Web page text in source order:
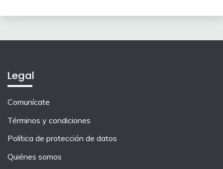
Legal
Comunícate
Términos y condiciones
Política de protección de datos
Quiénes somos